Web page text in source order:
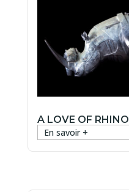
A LOVE OF RHINO
En savoir +